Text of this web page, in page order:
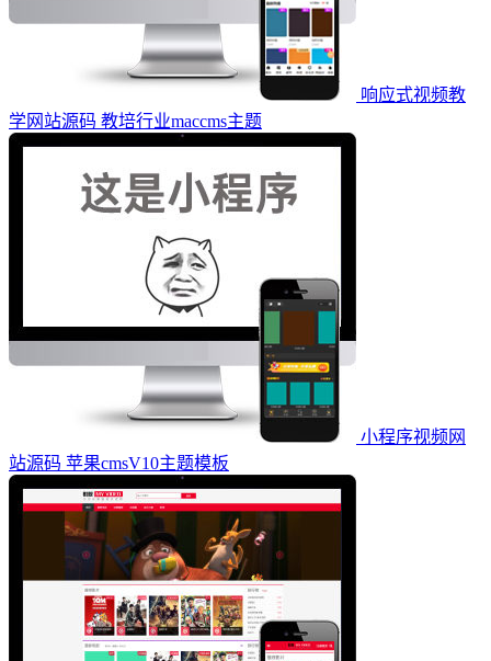
响应式视频教
学网站源码 教培行业maccms主题
小程序视频网
站源码 苹果cmsV10主题模板